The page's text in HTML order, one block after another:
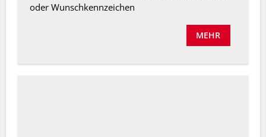
oder Wunschkennzeichen
MEHR